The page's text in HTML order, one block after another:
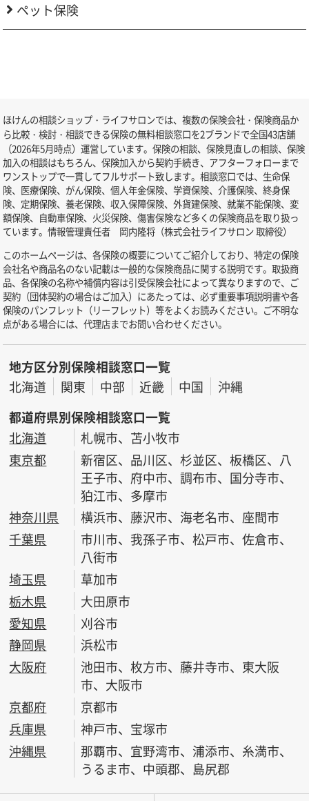
ペット保険
ほけんの相談ショップ・ライフサロンでは、複数の保険会社・保険商品か
ら比較・検討・相談できる保険の無料相談窓口を2ブランドで全国43店舗
（2026年5月時点）運営しています。保険の相談、保険見直しの相談、保険
加入の相談はもちろん、保険加入から契約手続き、アフターフォローまで
ワンストップで一貫してフルサポート致します。相談窓口では、生命保
険、医療保険、がん保険、個人年金保険、学資保険、介護保険、終身保
険、定期保険、養老保険、収入保障保険、外貨建保険、就業不能保険、変
額保険、自動車保険、火災保険、傷害保険など多くの保険商品を取り扱っ
ています。情報管理責任者 岡内隆将（株式会社ライフサロン 取締役）
このホームページは、各保険の概要についてご紹介しており、特定の保険
会社名や商品名のない記載は一般的な保険商品に関する説明です。取扱商
品、各保険の名称や補償内容は引受保険会社によって異なりますので、ご
契約（団体契約の場合はご加入）にあたっては、必ず重要事項説明書や各
保険のパンフレット（リーフレット）等をよくお読みください。ご不明な
点がある場合には、代理店までお問い合わせください。
地方区分別保険相談窓口一覧
北海道
関東 中部 近畿 中国
沖縄
都道府県別保険相談窓口一覧
北海道
札幌市、苫小牧市
東京都
新宿区、品川区、杉並区、板橋区、八
王子市、府中市、調布市、国分寺市、
狛江市、多摩市
神奈川県
横浜市、藤沢市、海老名市、座間市
千葉県
市川市、我孫子市、松戸市、佐倉市、
八街市
埼玉県
草加市
栃木県
大田原市
愛知県
刈谷市
静岡県
浜松市
大阪府
池田市、枚方市、藤井寺市、東大阪
市、大阪市
京都府
京都市
兵庫県
神戸市、宝塚市
沖縄県
那覇市、宜野湾市、浦添市、糸満市、
うるま市、中頭郡、島尻郡